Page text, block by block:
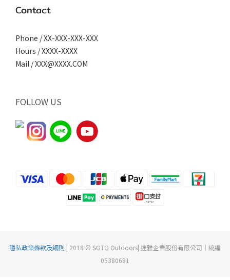
Contact
Phone / XX-XXX-XXX-XXX
Hours / XXXX-XXXX
Mail / XXX@XXXX.COM
FOLLOW US
隱私政策條款及細則 | 2018 © SOTO Outdoors| 達雅企業股份有限公司｜統編
05380681